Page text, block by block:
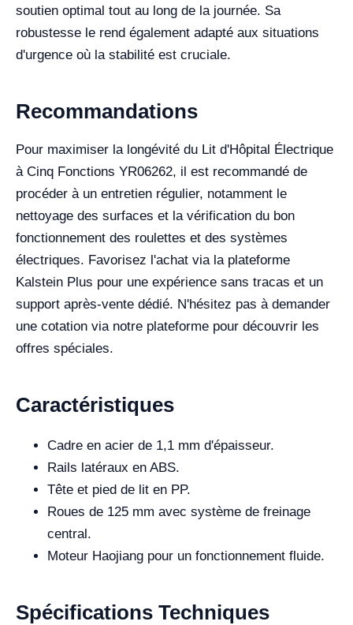
soutien optimal tout au long de la journée. Sa
robustesse le rend également adapté aux situations
d'urgence où la stabilité est cruciale.
Recommandations
Pour maximiser la longévité du Lit d'Hôpital Électrique
à Cinq Fonctions YR06262, il est recommandé de
procéder à un entretien régulier, notamment le
nettoyage des surfaces et la vérification du bon
fonctionnement des roulettes et des systèmes
électriques. Favorisez l'achat via la plateforme
Kalstein Plus pour une expérience sans tracas et un
support après-vente dédié. N'hésitez pas à demander
une cotation via notre plateforme pour découvrir les
offres spéciales.
Caractéristiques
Cadre en acier de 1,1 mm d'épaisseur.
Rails latéraux en ABS.
Tête et pied de lit en PP.
Roues de 125 mm avec système de freinage
central.
Moteur Haojiang pour un fonctionnement fluide.
Spécifications Techniques